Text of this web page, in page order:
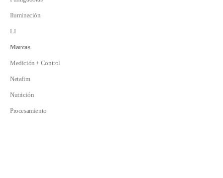
Iluminación
LI
Marcas
Medición + Control
Netafim
Nutrición
Procesamiento